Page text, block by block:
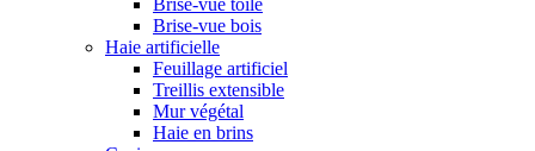
Brise-vue toile
Brise-vue bois
Haie artificielle
Feuillage artificiel
Treillis extensible
Mur végétal
Haie en brins